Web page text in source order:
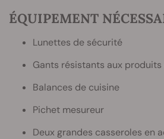
ÉQUIPEMENT
Lunettes de sécurité
Gants résistants aux
Balances de cuisine
Pichet mesureur
Deux grandes casseroles en